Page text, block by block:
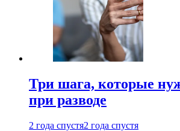
Три шага, которые
при разводе
2 года спустя2 года спустя